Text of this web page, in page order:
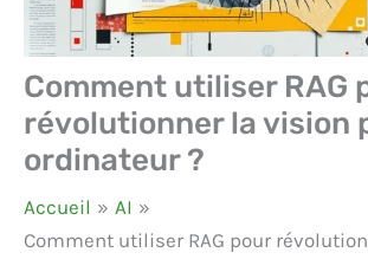
Comment utiliser RAG
révolutionner la vision
ordinateur ?
Accueil
AI
Comment utiliser RAG pour